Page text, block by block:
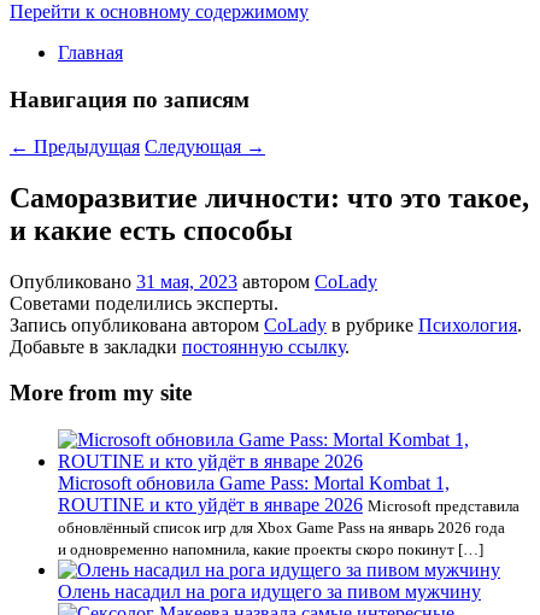
Перейти к основному содержимому
Главная
Навигация по записям
← Предыдущая Следующая →
Саморазвитие личности: что это такое,
и какие есть способы
Опубликовано 31 мая, 2023 автором CoLady
Советами поделились эксперты.
Запись опубликована автором CoLady в рубрике Психология.
Добавьте в закладки постоянную ссылку.
More from my site
Microsoft обновила Game Pass: Mortal Kombat 1,
ROUTINE и кто уйдёт в январе 2026 Microsoft представила
обновлённый список игр для Xbox Game Pass на январь 2026 года
и одновременно напомнила, какие проекты скоро покинут […]
Олень насадил на рога идущего за пивом мужчину